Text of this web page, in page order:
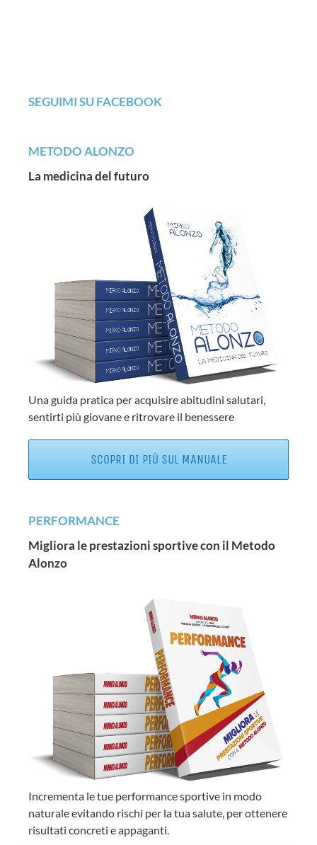
METODO ALONZO
Una guida pratica per acquisire abitudini salutari,
SCOPRI DI PIÙ SUL MANUALE
PERFORMANCE
Migliora le prestazioni sportive con il Metodo
Incrementa le tue performance sportive in modo
naturale evitando rischi per la tua salute, per ottenere